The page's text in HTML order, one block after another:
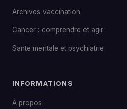
Archives vaccination
Cancer : comprendre et agir
Santé mentale et psychiatrie
INFORMATIONS
À propos